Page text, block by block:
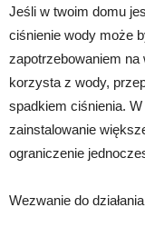
Jeśli w twoim domu
ciśnienie wody może
zapotrzebowaniem na
korzysta z wody,
spadkiem ciśnienia.
zainstalowanie
ograniczenie
Wezwanie do